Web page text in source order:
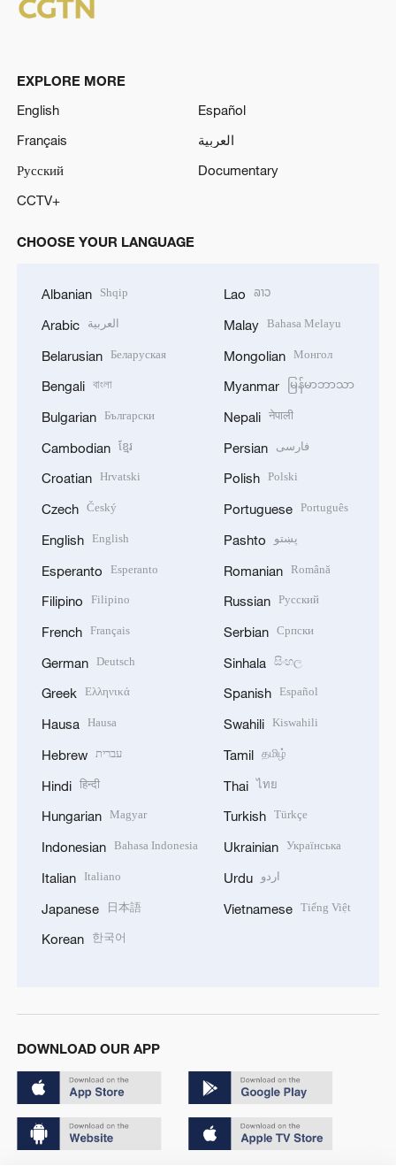
EXPLORE MORE
English
Español
Français
العربية
Русский
Documentary
CCTV+
CHOOSE YOUR LANGUAGE
Albanian Shqip
Arabic العربية
Belarusian Беларуская
Bengali বাংলা
Bulgarian Български
Cambodian ខ្មែរ
Croatian Hrvatski
Czech Český
English English
Esperanto Esperanto
Filipino Filipino
French Français
German Deutsch
Greek Ελληνικά
Hausa Hausa
Hebrew עברית
Hindi हिन्दी
Hungarian Magyar
Indonesian Bahasa Indonesia
Italian Italiano
Japanese 日本語
Korean 한국어
Lao ລາວ
Malay Bahasa Melayu
Mongolian Монгол
Myanmar မြန်မာဘာသာ
Nepali नेपाली
Persian فارسی
Polish Polski
Portuguese Português
Pashto پښتو
Romanian Română
Russian Русский
Serbian Српски
Sinhala සිංහල
Spanish Español
Swahili Kiswahili
Tamil தமிழ்
Thai ไทย
Turkish Türkçe
Ukrainian Українська
Urdu اردو
Vietnamese Tiếng Việt
DOWNLOAD OUR APP